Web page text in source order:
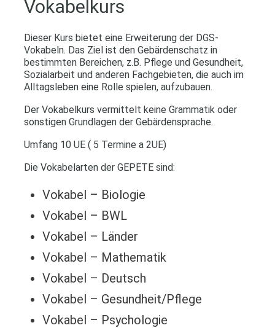
Vokabelkurs
Dieser Kurs bietet eine Erweiterung der DGS-
Vokabeln. Das Ziel ist den Gebärdenschatz in
bestimmten Bereichen, z.B. Pflege und Gesundheit,
Sozialarbeit und anderen Fachgebieten, die auch im
Alltagsleben eine Rolle spielen, aufzubauen.
Der Vokabelkurs vermittelt keine Grammatik oder
sonstigen Grundlagen der Gebärdensprache.
Umfang 10 UE ( 5 Termine a 2UE)
Die Vokabelarten der GEPETE sind:
Vokabel – Biologie
Vokabel – BWL
Vokabel – Länder
Vokabel – Mathematik
Vokabel – Deutsch
Vokabel – Gesundheit/Pflege
Vokabel – Psychologie